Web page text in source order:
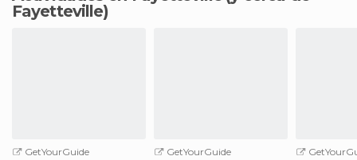
Fayetteville)
GetYourGuide
GetYourGuide